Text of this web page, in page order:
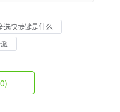
选快捷键是什么